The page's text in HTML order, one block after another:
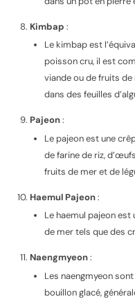
Kimbap :
Le kimbap est
poisson cru, il est
viande ou de fruits de
dans des feuilles
Pajeon:
Le pajeon est une
de farine de riz,
fruits de mer et de
Haemul Pajeon:
Le haemul pajeon est
de mer tels que des
Naengmyeon:
Les naengmyeon
bouillon glacé,